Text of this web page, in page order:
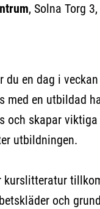
, Solna Torg
till extern sida.)
du en dag i
med en utbildad
och skapar
utbildningen.
kurslitteratur
och